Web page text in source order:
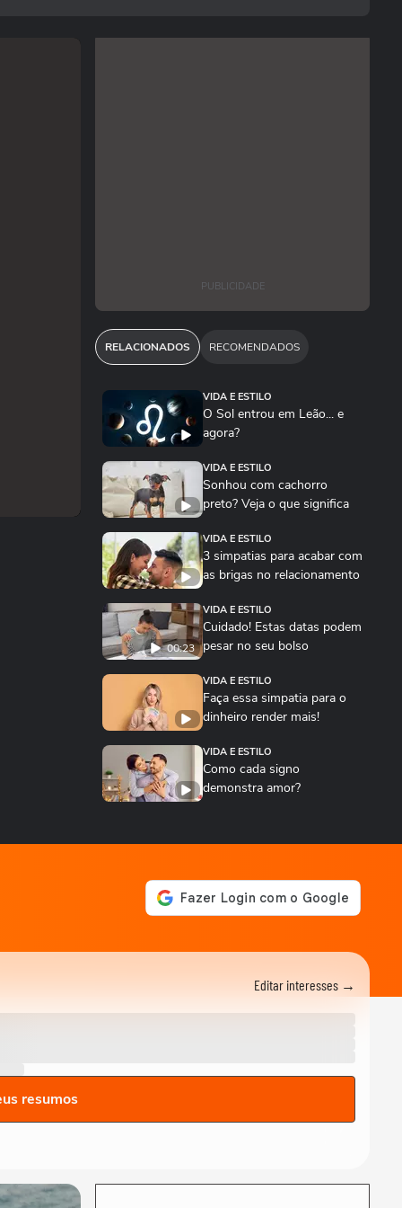
PUBLICIDADE
RELACIONADOS RECOMENDADOS
VIDA E ESTILO
O Sol entrou em Leão... e
agora?
VIDA E ESTILO
Sonhou com cachorro
preto? Veja o que significa
VIDA E ESTILO
3 simpatias para acabar com
as brigas no relacionamento
00:23
VIDA E ESTILO
Cuidado! Estas datas podem
pesar no seu bolso
VIDA E ESTILO
Faça essa simpatia para o
dinheiro render mais!
VIDA E ESTILO
Como cada signo
demonstra amor?
Qual signo nasceu para ser
Horóscopo semanal de Touro (20-26/07) por
Horóscopo semanal de Câncer (20-26/07) por
JOÃO BIDU
Horóscopo semanal de Virgem (20-26/07) por
Editar interesses →
resumos